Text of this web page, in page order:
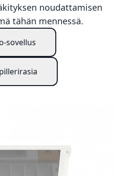
noudattamisen
tähän mennessä.
sovellus